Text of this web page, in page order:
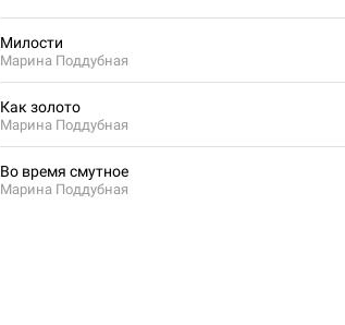
Милости
Марина Поддубная
Как золото
Марина Поддубная
Во время смутное
Марина Поддубная